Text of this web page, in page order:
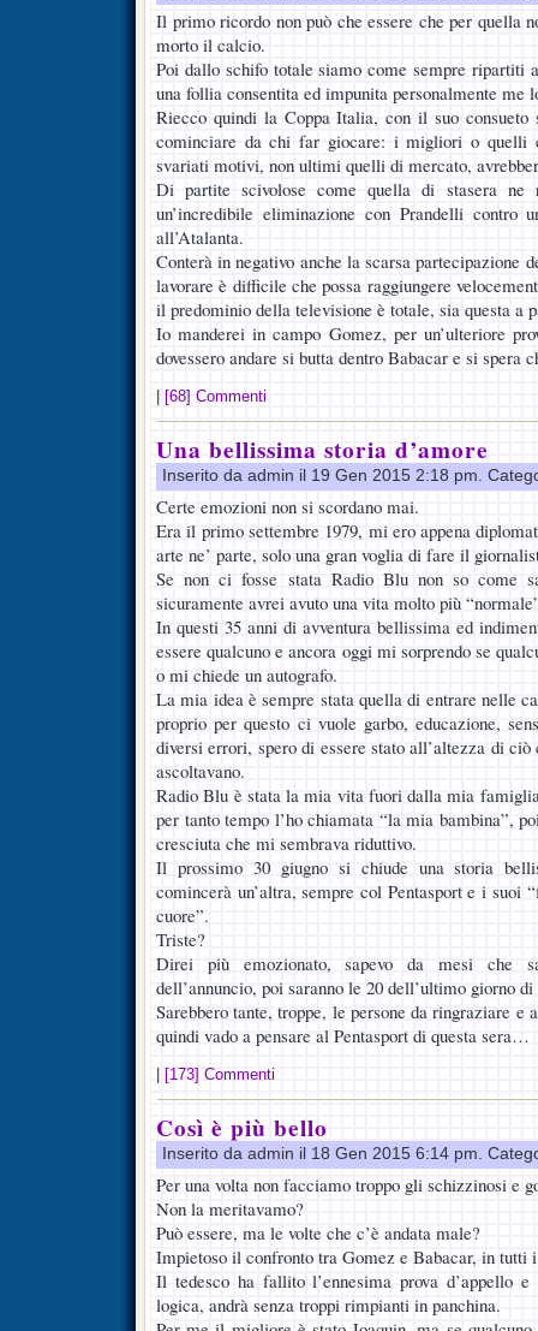
Il primo ricordo non può che essere che per quella
morto il calcio.
Poi dallo schifo totale siamo come sempre ripartiti
una follia consentita ed impunita personalmente me
Riecco quindi la Coppa Italia, con il suo
cominciare da chi far giocare: i migliori o quelli
svariati motivi, non ultimi quelli di mercato,
Di partite scivolose come quella di stasera ne
un’incredibile eliminazione con Prandelli contro
all’Atalanta.
Conterà in negativo anche la scarsa partecipazione
lavorare è difficile che possa raggiungere
il predominio della televisione è totale, sia questa a
Io manderei in campo Gomez, per un’ulteriore
dovessero andare si butta dentro Babacar e si spera
[68] Commenti
Una bellissima storia d’amore
Inserito da admin il 19 Gen 2015 2:18 pm.
Certe emozioni non si scordano mai.
Era il primo settembre 1979, mi ero appena
arte ne’ parte, solo una gran voglia di fare il
Se non ci fosse stata Radio Blu non so come
sicuramente avrei avuto una vita molto più
In questi 35 anni di avventura bellissima ed
essere qualcuno e ancora oggi mi sorprendo se
o mi chiede un autografo.
La mia idea è sempre stata quella di entrare nelle
proprio per questo ci vuole garbo, educazione,
diversi errori, spero di essere stato all’altezza di ciò
ascoltavano.
Radio Blu è stata la mia vita fuori dalla mia
per tanto tempo l’ho chiamata “la mia bambina”,
cresciuta che mi sembrava riduttivo.
Il prossimo 30 giugno si chiude una storia
comincerà un’altra, sempre col Pentasport e i suoi
cuore”.
Triste?
Direi più emozionato, sapevo da mesi che
dell’annuncio, poi saranno le 20 dell’ultimo giorno
Sarebbero tante, troppe, le persone da ringraziare e
quindi vado a pensare al Pentasport di questa sera…
[173] Commenti
Così è più bello
Inserito da admin il 18 Gen 2015 6:14 pm.
Per una volta non facciamo troppo gli schizzinosi e
Non la meritavamo?
Può essere, ma le volte che c’è andata male?
Impietoso il confronto tra Gomez e Babacar, in tutti
Il tedesco ha fallito l’ennesima prova d’appello
logica, andrà senza troppi rimpianti in panchina.